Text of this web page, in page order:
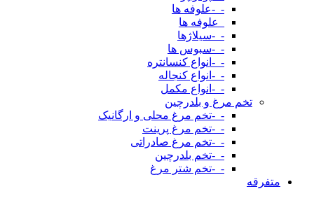
-_-علوفه ها
_علوفه ها
-_-سیلاژها
-_-سبوس ها
-_-انواع کنسانتره
-_-انواع کنجاله
-_-انواع مکمل
تخم مرغ و بلدرچین
-_-تخم مرغ محلی و ارگانیک
-_-تخم مرغ پرینت
-_-تخم مرغ صادراتی
-_-تخم بلدرچین
-_-تخم شتر مرغ
متفرقه